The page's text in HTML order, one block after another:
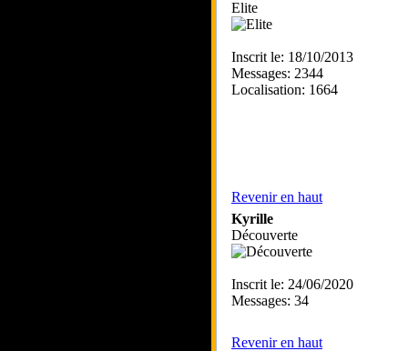
Elite
Inscrit le: 18/10/2013
Messages: 2344
Localisation: 1664
Revenir en haut
Kyrille
Découverte
Inscrit le: 24/06/2020
Messages: 34
Revenir en haut